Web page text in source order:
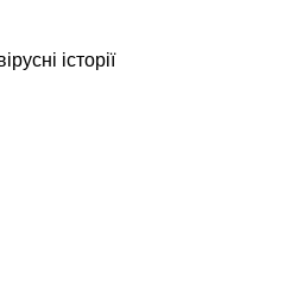
історії